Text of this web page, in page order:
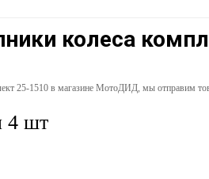
колеса
25-1510 в магазине МотоДИД, мы отправим
4 шт